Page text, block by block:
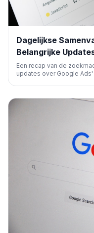
Dagelijkse
Belangrijke
Een recap van de
updates over Google
SEO-videorecap.